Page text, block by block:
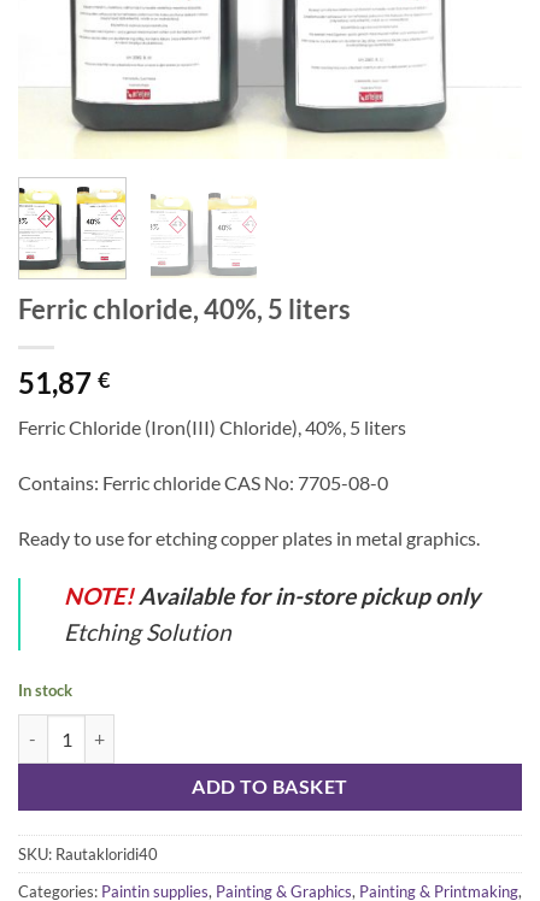
Ferric chloride, 40%, 5 liters
51,87 €
Ferric Chloride (Iron(III) Chloride), 40%, 5 liters
Contains: Ferric chloride CAS No: 7705-08-0
Ready to use for etching copper plates in metal graphics.
NOTE! Available for in-store pickup only
Etching Solution
In stock
ADD TO BASKET
SKU: Rautakloridi40
Categories: Paintin supplies, Painting & Graphics, Painting & Printmaking,